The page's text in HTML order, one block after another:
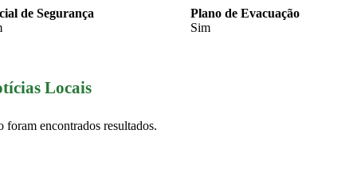
de Segurança
Plano de Evacuação
Sim
Locais
foram encontrados resultados.